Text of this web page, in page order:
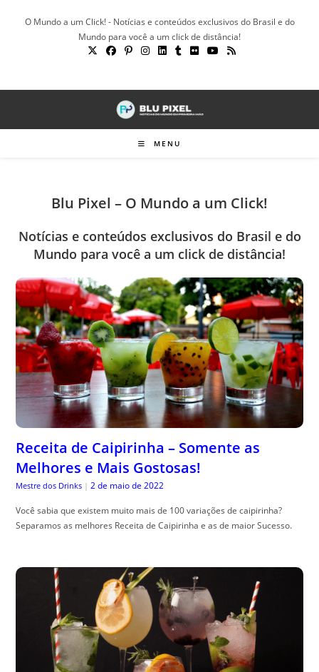
O Mundo a um Click! - Notícias e conteúdos exclusivos do Brasil e do
Mundo para você a um click de distância!
MENU
Blu Pixel – O Mundo a um Click!
Notícias e conteúdos exclusivos do Brasil e do
Mundo para você a um click de distância!
Receita de Caipirinha – Somente as
Melhores e Mais Gostosas!
Mestre dos Drinks | 2 de maio de 2022
Você sabia que existem muito mais de 100 variações de caipirinha?
Separamos as melhores Receita de Caipirinha e as de maior Sucesso.